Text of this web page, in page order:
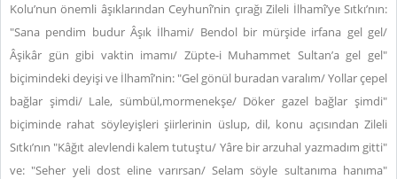
Kolu’nun önemli âşıklarından Ceyhunî’nin çırağı Zileli İlhamî’ye Sıtkı’nın:
"Sana pendim budur Âşık İlhami/ Bendol bir mürşide irfana gel gel/
Âşikâr gün gibi vaktin imamı/ Züpte-i Muhammet Sultan’a gel gel"
biçimindeki deyişi ve İlhamî’nin: "Gel gönül buradan varalım/ Yollar çepel
bağlar şimdi/ Lale, sümbül,mormenekşe/ Döker gazel bağlar şimdi"
biçiminde rahat söyleyişleri şiirlerinin üslup, dil, konu açısından Zileli
Sıtkı’nın "Kâğıt alevlendi kalem tutuştu/ Yâre bir arzuhal yazmadım gitti"
ve: "Seher yeli dost eline varırsan/ Selam söyle sultanıma hanıma"